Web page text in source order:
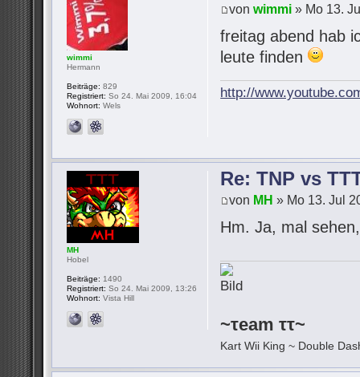
vonwimmi » Mo 13.
freitag abend hab
leute finden
http://
wimmi
Hermann
Beiträge: 829
Registriert: So 24. Mai 2009, 16:04
Wohnort: Wels
Re: TNP vs
von MH » Mo 13. Jul
Hm. Ja, mal
~τeam ττ~
Kart Wii King ~ Double
MH
Hobel
Beiträge: 1490
Registriert: So 24. Mai 2009, 13:26
Wohnort: Vista Hill